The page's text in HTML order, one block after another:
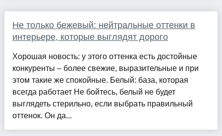
Не только бежевый: нейтральные оттенки в
интерьере, которые выглядят дорого
Хорошая новость: у этого оттенка есть достойные
конкуренты – более свежие, выразительные и при
этом такие же спокойные. Белый: база, которая
всегда работает Не бойтесь, белый не будет
выглядеть стерильно, если выбрать правильный
оттенок. Он да...